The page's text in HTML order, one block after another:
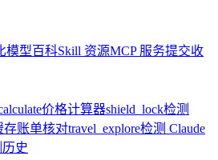
模型百科Skill 资源MCP 服务提交收
价格计算器shield_lock检测
存账单核对travel_explore检测 Claude
史